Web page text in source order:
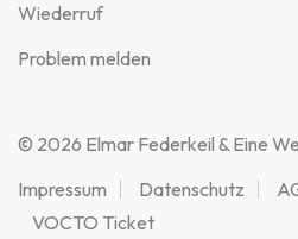
Wiederruf
Problem melden
© 2026 Elmar Federkeil & Eine
Impressum
Datenschutz
VOCTO Ticket